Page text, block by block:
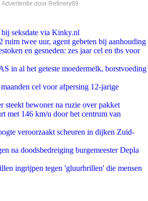
door Refinery89
seksdate via Kinky.nl
ruim twee uur, agent gebeten bij aanhouding
en gesneden: zes jaar cel en tbs voor
in al het geteste moedermelk, borstvoeding
cel voor afpersing 12-jarige
steekt bewoner na ruzie over pakket
met 146 km/u door het centrum van
veroorzaakt scheuren in dijken Zuid-
na doodsbedreiging burgemeester Depla
ingrijpen tegen 'gluurbrillen' die mensen